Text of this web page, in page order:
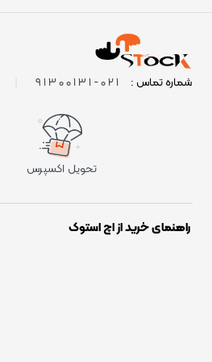
شماره تماس : 021-91300131
تحویل اکسپرس
راهنمای خرید از اچ استوک